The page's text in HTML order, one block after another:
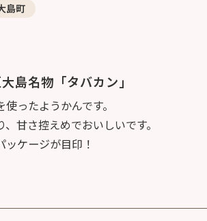
島町
島名物「タバカン」
ったようかんです。
甘さ控えめでおいしいです。
ケージが目印！